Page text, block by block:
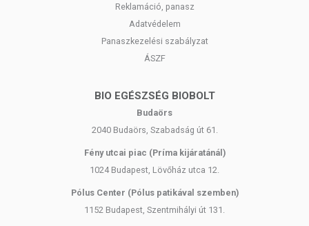
Reklamáció, panasz
Adatvédelem
Panaszkezelési szabályzat
ÁSZF
BIO EGÉSZSÉG BIOBOLT
Budaörs
2040 Budaörs, Szabadság út 61.
Fény utcai piac (Príma kijáratánál)
1024 Budapest, Lövőház utca 12.
Pólus Center (Pólus patikával szemben)
1152 Budapest, Szentmihályi út 131.